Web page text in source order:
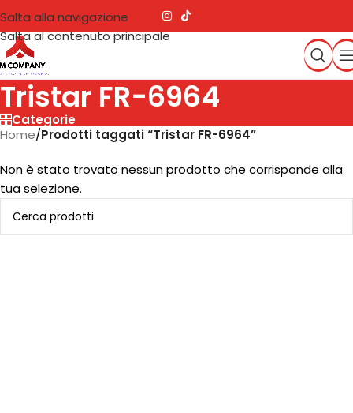
Salta alla navigazione
Salta al contenuto principale
Tristar FR-6964
Categorie
Home/Prodotti taggati “Tristar FR-6964”
Non è stato trovato nessun prodotto che corrisponde alla
tua selezione.